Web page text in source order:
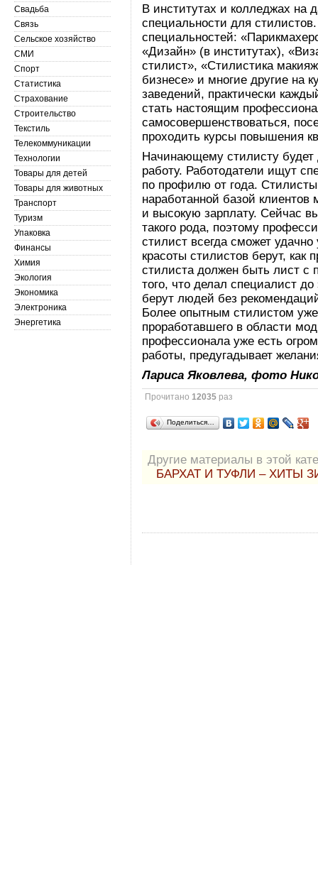
В институтах и колледжах на
специальности для
специальностей:
«Дизайн» (в институтах),
стилист», «Стилистика
бизнесе» и многие другие на
заведений, практически
стать настоящим
самосовершенствоваться,
проходить курсы повышения
Начинающему стилисту будет
работу. Работодатели ищут
по профилю от года.
наработанной базой
и высокую зарплату. Сейчас
такого рода, поэтому
стилист всегда сможет
красоты стилистов берут, как
стилиста должен быть лист
того, что делал специалист
берут людей без
Более опытным стилистом
проработавшего в области
профессионала уже есть
работы, предугадывает
Лариса Яковлева, фото
Прочитано12035 раз
Поделиться…
Другие материалы в этой
БАРХАТ И ТУФЛИ – ХИТЫ
Свадьба
Связь
Сельское хозяйство
СМИ
Спорт
Статистика
Страхование
Строительство
Текстиль
Телекоммуникации
Технологии
Товары для детей
Товары для животных
Транспорт
Туризм
Упаковка
Финансы
Химия
Экология
Экономика
Электроника
Энергетика